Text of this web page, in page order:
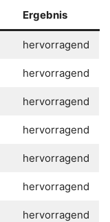
Ergebnis
hervorragend
hervorragend
hervorragend
hervorragend
hervorragend
hervorragend
hervorragend